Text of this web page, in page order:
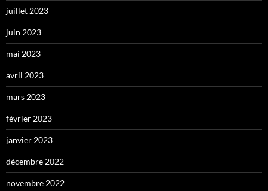
juillet 2023
juin 2023
mai 2023
avril 2023
mars 2023
février 2023
janvier 2023
décembre 2022
novembre 2022